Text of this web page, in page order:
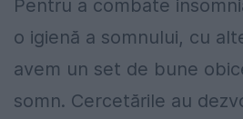
Pentru a combate
o igienă a somnului, cu
avem un set de bune
somn. Cercetările au